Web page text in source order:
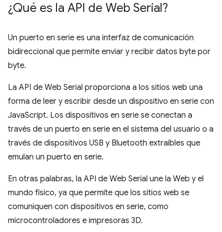
¿Qué es la API de Web Serial?
Un puerto en serie es una interfaz de comunicación
bidireccional que permite enviar y recibir datos byte por
byte.
La API de Web Serial proporciona a los sitios web una
forma de leer y escribir desde un dispositivo en serie con
JavaScript. Los dispositivos en serie se conectan a
través de un puerto en serie en el sistema del usuario o a
través de dispositivos USB y Bluetooth extraíbles que
emulan un puerto en serie.
En otras palabras, la API de Web Serial une la Web y el
mundo físico, ya que permite que los sitios web se
comuniquen con dispositivos en serie, como
microcontroladores e impresoras 3D.